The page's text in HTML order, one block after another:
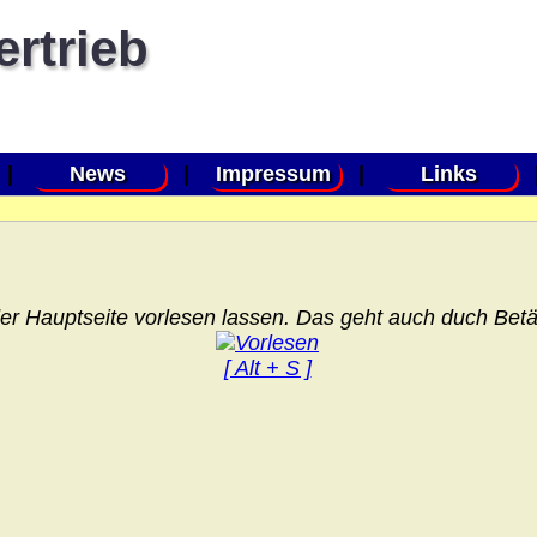
News Impressum Links
Hauptseite vorlesen lassen. Das geht auch duch
[ Alt + S ]